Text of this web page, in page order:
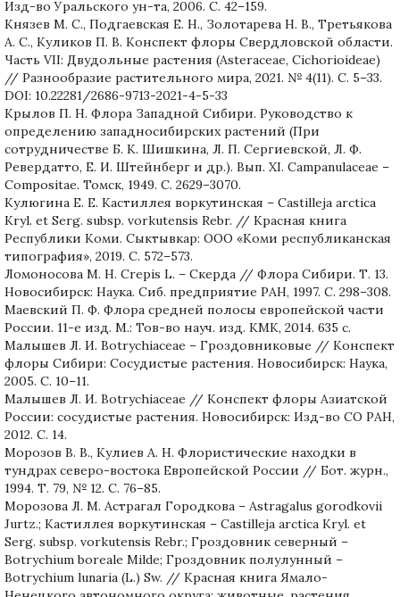
Изд-во Уральского ун-та, 2006. С. 42–159.
Князев М. С., Подгаевская Е. Н., Золотарева Н. В., Третьякова
А. С., Куликов П. В. Конспект флоры Свердловской области.
Часть VII: Двудольные растения (Asteraceae, Cichorioideae)
// Разнообразие растительного мира, 2021. № 4(11). С. 5–33.
DOI: 10.22281/2686-9713-2021-4-5-33
Крылов П. Н. Флора Западной Сибири. Руководство к
определению западносибирских растений (При
сотрудничестве Б. К. Шишкина, Л. П. Сергиевской, Л. Ф.
Ревердатто, Е. И. Штейнберг и др.). Вып. XI. Campanulaceae –
Compositae. Томск, 1949. C. 2629–3070.
Кулюгина Е. Е. Кастиллея воркутинская – Castilleja arctica
Kryl. et Serg. subsp. vorkutensis Rebr. // Красная книга
Республики Коми. Сыктывкар: ООО «Коми республиканская
типография», 2019. С. 572–573.
Ломоносова М. Н. Crepis L. – Скерда // Флора Сибири. Т. 13.
Новосибирск: Наука. Сиб. предприятие РАН, 1997. С. 298–308.
Маевский П. Ф. Флора средней полосы европейской части
России. 11-е изд. М.: Тов-во науч. изд. КМК, 2014. 635 с.
Малышев Л. И. Botrychiaceae – Гроздовниковые // Конспект
флоры Сибири: Сосудистые растения. Новосибирск: Наука,
2005. С. 10–11.
Малышев Л. И. Botrychiaceae // Конспект флоры Азиатской
России: сосудистые растения. Новосибирск: Изд-во СО РАН,
2012. С. 14.
Морозов В. В., Кулиев А. Н. Флористические находки в
тундрах северо-востока Европейской России // Бот. журн.,
1994. Т. 79, № 12. С. 76–85.
Морозова Л. М. Астрагал Городкова – Astragalus gorodkovii
Jurtz.; Кастиллея воркутинская – Castilleja arctica Kryl. et
Serg. subsp. vorkutensis Rebr.; Гроздовник северный –
Botrychium boreale Milde; Гроздовник полулунный –
Botrychium lunaria (L.) Sw. // Красная книга Ямало-